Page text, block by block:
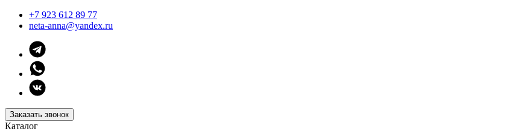
+7 923 612 89 77
neta-anna@yandex.ru
Заказать звонок
Каталог